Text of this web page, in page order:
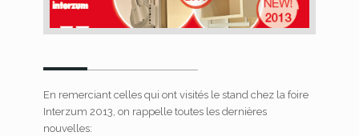
En remerciant celles qui ont visités le stand chez la foire
Interzum 2013, on rappelle toutes les dernières
nouvelles: